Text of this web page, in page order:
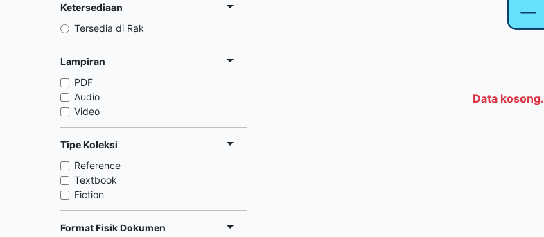
Ketersediaan
Tersedia di Rak
Lampiran
PDF
Audio
Video
Tipe Koleksi
Reference
Textbook
Fiction
Format Fisik Dokumen
Data kosong.